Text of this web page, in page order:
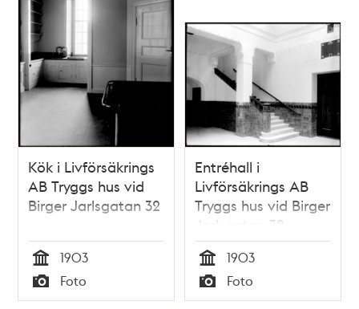
Kök i Livförsäkrings
AB Tryggs hus vid
Birger Jarlsgatan 32
Tid
1903
Typ
Foto
Entréhall i
Livförsäkrings AB
Tryggs hus vid Birger
Jarlsgatan 32
Tid
1903
Typ
Foto